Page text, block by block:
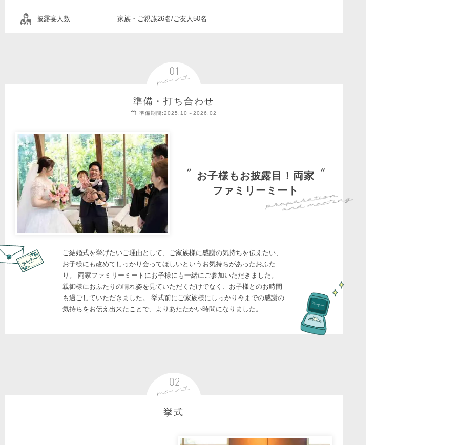
披露宴人数 家族・ご親族26名/ご友人50名
準備・打ち合わせ
準備期間:2025.10～2026.02
お子様もお披露目！両家
ファミリーミート
ご結婚式を挙げたいご理由として、ご家族様に感謝の気持ちを伝えたい、
お子様にも改めてしっかり会ってほしいというお気持ちがあったおふた
り。 両家ファミリーミートにお子様にも一緒にご参加いただきました。
親御様におふたりの晴れ姿を見ていただくだけでなく、お子様とのお時間
も過ごしていただきました。 挙式前にご家族様にしっかり今までの感謝の
気持ちをお伝え出来たことで、よりあたたかい時間になりました。
挙式